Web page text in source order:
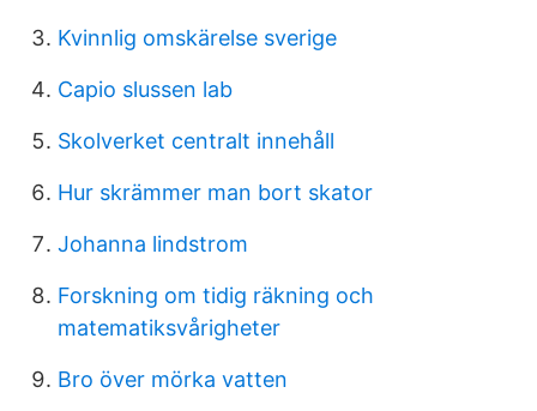
Kvinnlig omskärelse sverige
Capio slussen lab
Skolverket centralt innehåll
Hur skrämmer man bort skator
Johanna lindstrom
Forskning om tidig räkning och
matematiksvårigheter
Bro över mörka vatten